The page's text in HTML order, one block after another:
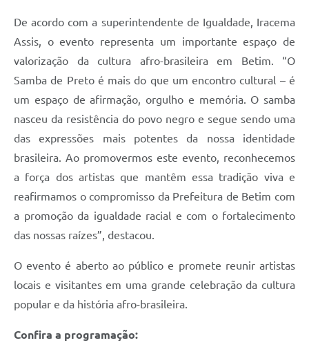
De acordo com a superintendente de Igualdade, Iracema
Assis, o evento representa um importante espaço de
valorização da cultura afro-brasileira em Betim. “O
Samba de Preto é mais do que um encontro cultural – é
um espaço de afirmação, orgulho e memória. O samba
nasceu da resistência do povo negro e segue sendo uma
das expressões mais potentes da nossa identidade
brasileira. Ao promovermos este evento, reconhecemos
a força dos artistas que mantêm essa tradição viva e
reafirmamos o compromisso da Prefeitura de Betim com
a promoção da igualdade racial e com o fortalecimento
das nossas raízes”, destacou.
O evento é aberto ao público e promete reunir artistas
locais e visitantes em uma grande celebração da cultura
popular e da história afro-brasileira.
Confira a programação: